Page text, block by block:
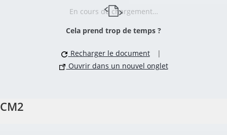
En cours de chargement…
Cela prend trop de temps ?
Recharger le document
|
Ouvrir dans un nouvel onglet
CM2